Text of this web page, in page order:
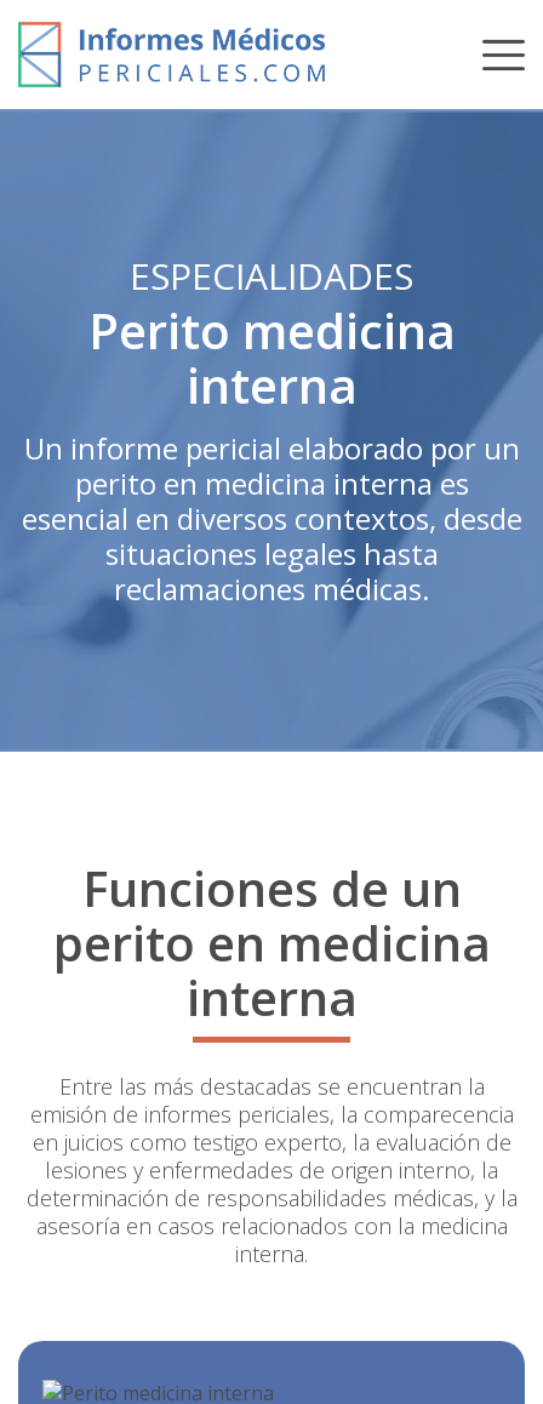
content
ESPECIALIDADES
Perito medicina
interna
Un informe pericial elaborado por un
perito en medicina interna es
esencial en diversos contextos, desde
situaciones legales hasta
reclamaciones médicas.
Funciones de un
perito en medicina
interna
Entre las más destacadas se encuentran la
emisión de informes periciales, la comparecencia
en juicios como testigo experto, la evaluación de
lesiones y enfermedades de origen interno, la
determinación de responsabilidades médicas, y la
asesoría en casos relacionados con la medicina
interna.